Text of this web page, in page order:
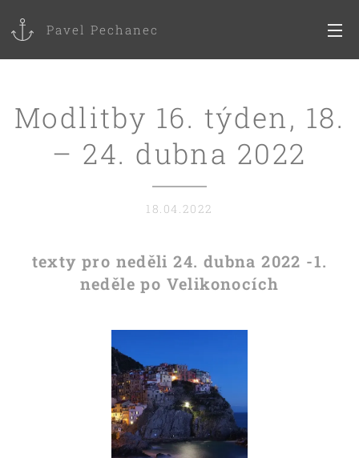
Pavel Pechanec
Modlitby 16. týden, 18.
– 24. dubna 2022
18.04.2022
texty pro neděli 24. dubna 2022 -1.
neděle po Velikonocích